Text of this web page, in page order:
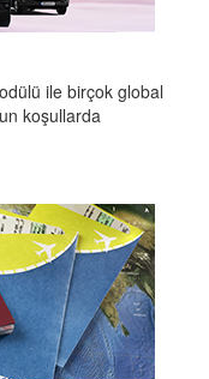
ile birçok global
koşullarda